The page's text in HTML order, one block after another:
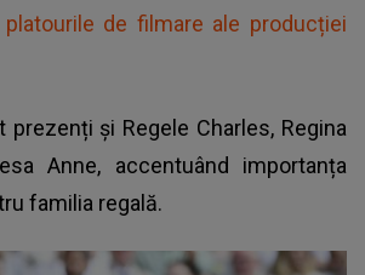
de filmare ale producției
și Regele Charles, Regina
Anne, accentuând importanța
familia regală.